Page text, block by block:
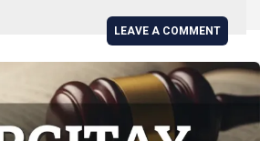
LEAVE A COMMENT